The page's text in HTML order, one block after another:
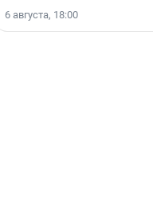
6 августа, 18:00